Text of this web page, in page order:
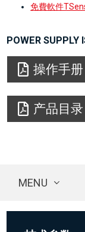
免費軟件
POWER SUPPLY
操作手册
产品目录
MENU